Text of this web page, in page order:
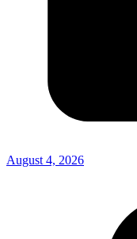
August 4, 2026